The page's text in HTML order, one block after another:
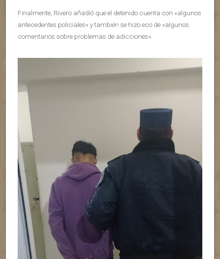
Finalmente, Rivero añadió que el detenido cuenta con «algunos
antecedentes policiales» y también se hizo eco de «algunos
comentarios sobre problemas de adicciones».